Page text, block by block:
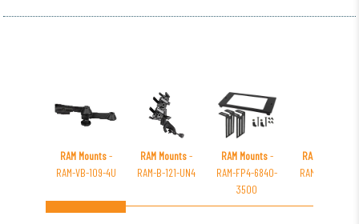
RAM Mounts-
RAM-VB-109-4U
RAM Mounts-
RAM-B-121-UN4
RAM Mounts-
RAM-FP4-6840-
3500
RAM Mounts
RAM-101U-VE1-